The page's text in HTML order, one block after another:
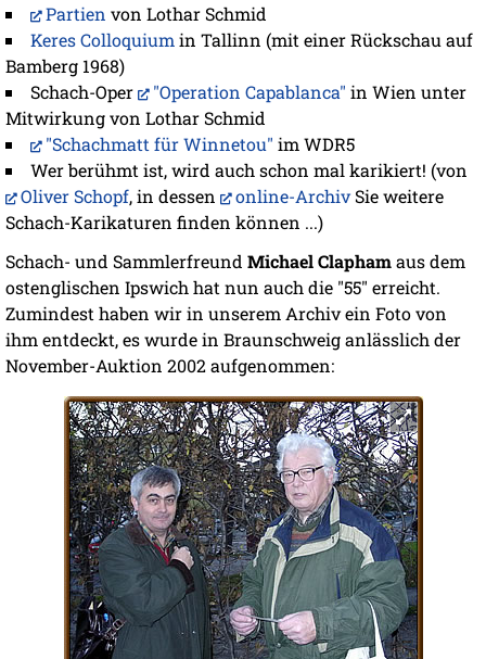
Partien von Lothar Schmid
Keres Colloquium in Tallinn (mit einer Rückschau auf
Bamberg 1968)
Schach-Oper
"Operation Capablanca" in Wien unter
Mitwirkung von Lothar Schmid
"Schachmatt für Winnetou" im WDR5
Wer berühmt ist, wird auch schon mal karikiert! (von
Oliver Schopf, in dessen online-ArchivSie weitere
Schach-Karikaturen finden können ...)
Schach- und Sammlerfreund Michael Claphamaus dem
ostenglischen Ipswich hat nun auch die "55" erreicht.
Zumindest haben wir in unserem Archiv ein Foto von
ihm entdeckt, es wurde in Braunschweig anlässlich der
November-Auktion 2002 aufgenommen: